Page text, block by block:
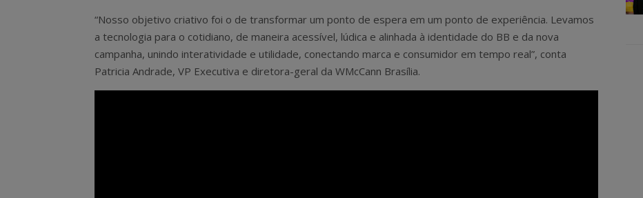
“Nosso objetivo criativo foi o de transformar um ponto de espera em um ponto de experiência. Levamos
a tecnologia para o cotidiano, de maneira acessível, lúdica e alinhada à identidade do BB e da nova
campanha, unindo interatividade e utilidade, conectando marca e consumidor em tempo real”, conta
Patricia Andrade, VP Executiva e diretora-geral da WMcCann Brasília.